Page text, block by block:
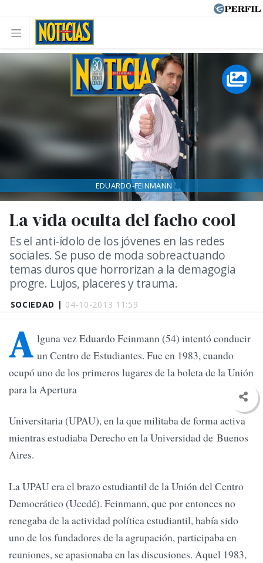
SOCIEDAD | 04-10-2013 11:59
La vida oculta del facho cool
Es el anti-ídolo de los jóvenes en las redes
sociales. Se puso de moda sobreactuando
temas duros que horrorizan a la demagogia
progre. Lujos, placeres y trauma.
EDUARDO-FEINMANN
A lguna vez Eduardo Feinmann (54) intentó conducir
un Centro de Estudiantes. Fue en 1983, cuando
ocupó uno de los primeros lugares de la boleta de la Unión
para la Apertura
Universitaria (UPAU), en la que militaba de forma activa
mientras estudiaba Derecho en la Universidad de Buenos
Aires.
La UPAU era el brazo estudiantil de la Unión del Centro
Democrático (Ucedé). Feinmann, que por entonces no
renegaba de la actividad política estudiantil, había sido
uno de los fundadores de la agrupación, participaba en
reuniones, se apasionaba en las discusiones. Aquel 1983,